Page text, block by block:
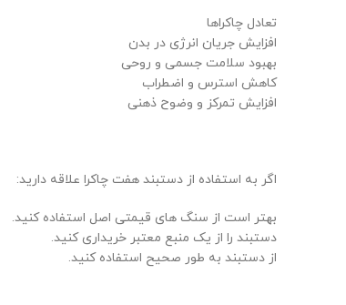
تعادل چاکراها
افزایش جریان انرژی در بدن
بهبود سلامت جسمی و روحی
کاهش استرس و اضطراب
افزایش تمرکز و وضوح ذهنی
اگر به استفاده از دستبند هفت چاکرا علاقه دارید:
بهتر است از سنگ های قیمتی اصل استفاده کنید.
دستبند را از یک منبع معتبر خریداری کنید.
از دستبند به طور صحیح استفاده کنید.